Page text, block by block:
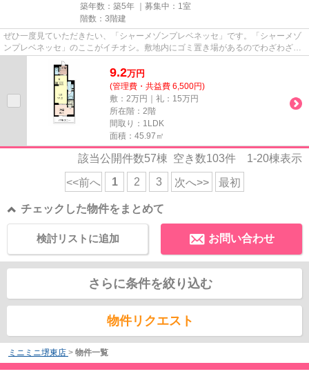
築年数：築5年 ｜募集中： 1室
階数：3階建
ぜひ一度見ていただきたい、「シャーメゾンプレベネッセ」です。「シャーメゾ
ンプレベネッセ」のここがイチオシ。敷地内にゴミ置き場があるのでわざわざゴ
ミを捨てに行く手間が省けま...
9.2万円
(管理費・共益費 6,500円)
敷：2万円｜礼：15万円
所在階：2階
間取り：1LDK
面積：45.97㎡
該当公開件数57棟 空き数103件 1-20棟表示
<<前へ 1 2 3 次へ>> 最初
チェックした物件をまとめて
お問い合わせ
検討リストに追加
さらに条件を絞り込む
物件リクエスト
ミニミニ堺東店 > 物件一覧